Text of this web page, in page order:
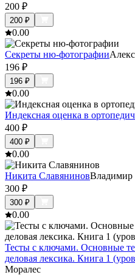
200 ₽
200 ₽
0.00
Секреты ню-фотографии
196 ₽
196 ₽
0.00
Индексная оценка в
400 ₽
400 ₽
0.00
Никита СлавяниновВладимир
300 ₽
300 ₽
0.00
Тесты с ключами. Основные
деловая лексика. Книга 1
Моралес